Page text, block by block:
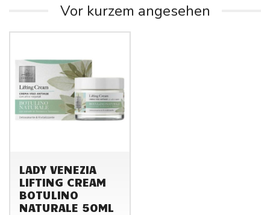
Vor kurzem angesehen
LADY VENEZIA
LIFTING CREAM
BOTULINO
NATURALE 50ML